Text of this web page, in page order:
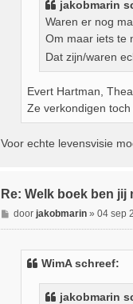
jakobmarin
Waren er nog
Om maar iets te
Dat zijn/waren
Evert Hartman,
Ze verkondigen
Voor echte levensvisie
Re: Welk boek ben jij
B
e
door jakobmarin» 04 sep
WimA schreef:
jakobmarin